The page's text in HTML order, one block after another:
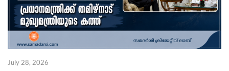
July 28, 2026